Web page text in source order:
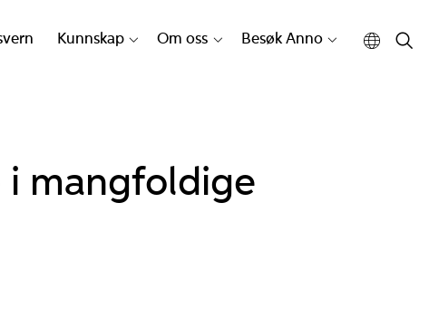
Kunnskap Om oss Besøk Anno
i mangfoldige